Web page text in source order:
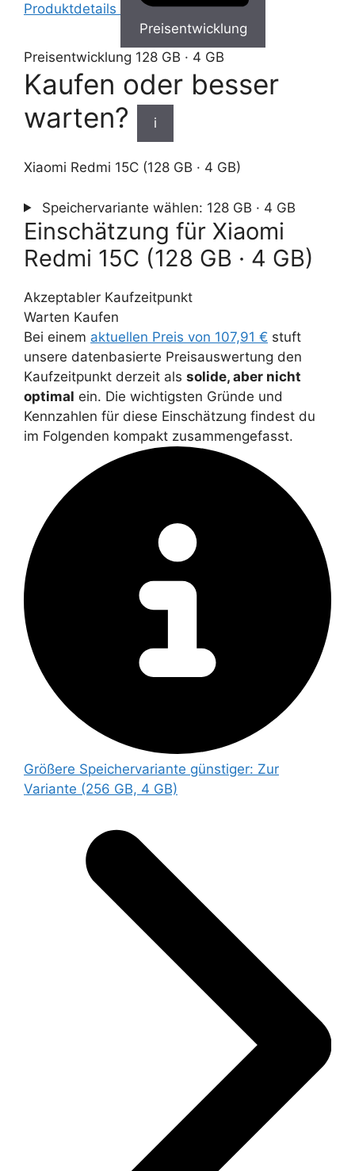
Produktdetails
Preisentwicklung
Preisentwicklung 128 GB · 4 GB
Kaufen oder besser
warten?
i
Xiaomi Redmi 15C (128 GB · 4 GB)
Speichervariante wählen: 128 GB · 4 GB
Einschätzung für Xiaomi
Redmi 15C (128 GB · 4 GB)
Akzeptabler Kaufzeitpunkt
Warten Kaufen
Bei einem aktuellen Preis von 107,91 € stuft
unsere datenbasierte Preisauswertung den
Kaufzeitpunkt derzeit als solide, aber nicht
optimal ein. Die wichtigsten Gründe und
Kennzahlen für diese Einschätzung findest du
im Folgenden kompakt zusammengefasst.
Größere Speichervariante günstiger: Zur
Variante (256 GB, 4 GB)